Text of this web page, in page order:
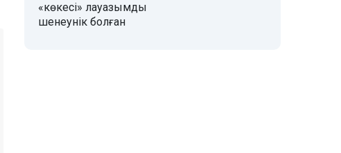
«көкесі» лауазымды
шенеунік болған